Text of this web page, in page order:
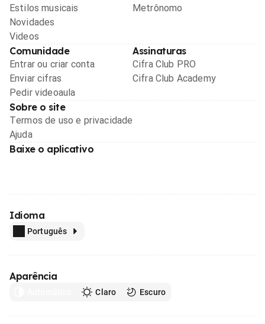
Estilos musicais
Novidades
Videos
Metrônomo
Comunidade
Entrar ou criar conta
Enviar cifras
Pedir videoaula
Assinaturas
Cifra Club PRO
Cifra Club Academy
Sobre o site
Termos de uso e privacidade
Ajuda
Baixe o aplicativo
Idioma
Português
Aparência
Claro Escuro